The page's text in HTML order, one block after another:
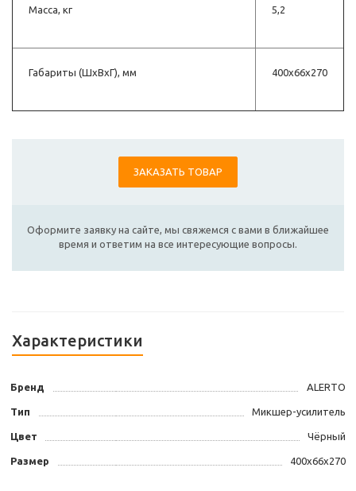
Масса, кг 5,2
Габариты (ШхВхГ), мм 400x66x270
ЗАКАЗАТЬ ТОВАР
Оформите заявку на сайте, мы свяжемся с вами в ближайшее
время и ответим на все интересующие вопросы.
Характеристики
Бренд ALERTO
Тип Микшер-усилитель
Цвет Чёрный
Размер 400x66x270